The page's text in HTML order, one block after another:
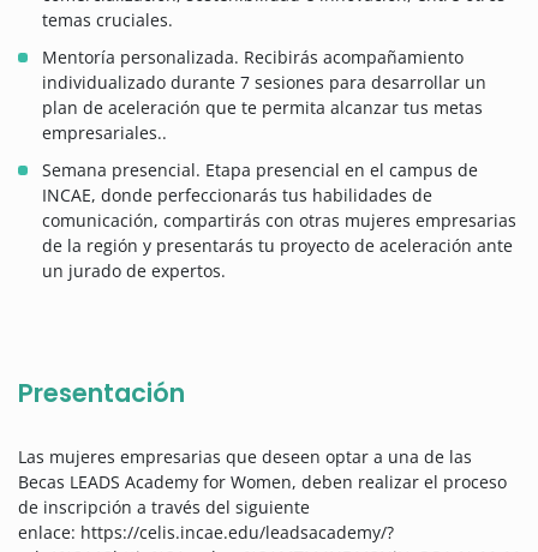
temas cruciales.
Mentoría personalizada. Recibirás acompañamiento
individualizado durante 7 sesiones para desarrollar un
plan de aceleración que te permita alcanzar tus metas
empresariales..
Semana presencial. Etapa presencial en el campus de
INCAE, donde perfeccionarás tus habilidades de
comunicación, compartirás con otras mujeres empresarias
de la región y presentarás tu proyecto de aceleración ante
un jurado de expertos.
Presentación
Las mujeres empresarias que deseen optar a una de las
Becas LEADS Academy for Women, deben realizar el proceso
de inscripción a través del siguiente
enlace: https://celis.incae.edu/leadsacademy/?